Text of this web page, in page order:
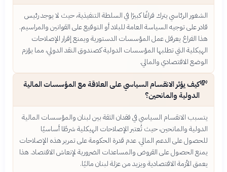
الشغور الرئاسي يترك فراغًا كبيرًا في السلطة التنفيذية، حيث لا يوجد رئيس
قادر على توجيه السياسة العامة للبلاد أو التوقيع على القوانين والمراسيم.
هذا الفراغ يعرقل عمل المؤسسات الدستورية ويمنع إقرار الإصلاحات
الهيكلية التي تطلبها المؤسسات الدولية كصندوق النقد الدولي، مما يؤزم
الوضع الاقتصادي والمالي.
💸كيف يؤثر الانقسام السياسي على العلاقة مع المؤسسات المالية
الدولية والمانحين؟
يتسبب الانقسام السياسي في فقدان الثقة بين لبنان والمؤسسات المالية
الدولية والمانحين، حيث تُعتبر الإصلاحات الهيكلية شرطًا أساسيًا
للحصول على الدعم المالي. عدم قدرة الحكومة على تمرير هذه الإصلاحات
يمنع الحصول على القروض والمساعدات الضرورية لإنعاش الاقتصاد. هذا
يعمق الأزمة الاقتصادية ويزيد من عزلة لبنان ماليًا.